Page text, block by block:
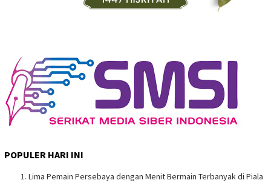
POPULER HARI INI
Lima Pemain Persebaya dengan Menit Bermain Terbanyak di Piala